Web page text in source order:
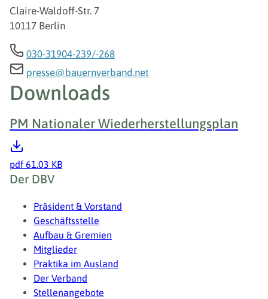
Claire-Waldoff-Str. 7
10117 Berlin
030-31904-239/-268
presse@bauernverband.net
Downloads
PM Nationaler Wiederherstellungsplan
pdf 61.03 KB
Fußzeile
Der DBV
Präsident & Vorstand
Geschäftsstelle
Aufbau & Gremien
Mitglieder
Praktika im Ausland
Der Verband
Stellenangebote